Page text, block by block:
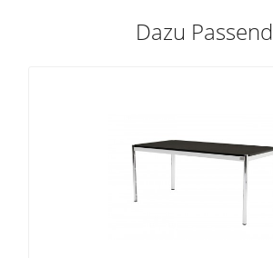
Dazu Passend